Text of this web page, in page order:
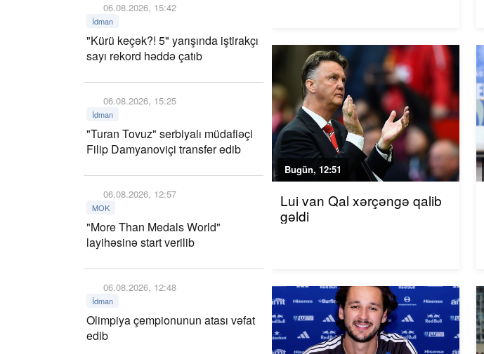
06.08.2026, 15:42
İdman
"Kürü keçək?! 5" yarışında iştirakçı
sayı rekord həddə çatıb
06.08.2026, 15:25
İdman
"Turan Tovuz" serbiyalı müdafiəçi
Filip Damyanoviçi transfer edib
06.08.2026, 12:57
MOK
"More Than Medals World"
layihəsinə start verilib
06.08.2026, 12:48
İdman
Olimpiya çempionunun atası vəfat
edib
Bugün, 12:51
Lui van Qal xərçəngə qalib
gəldi